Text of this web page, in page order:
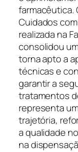
farmacêutica.
Cuidados
realizada na
consolidou
torna apto a
técnicas e
garantir a
tratamentos
representa
trajetória,
a qualidade
na